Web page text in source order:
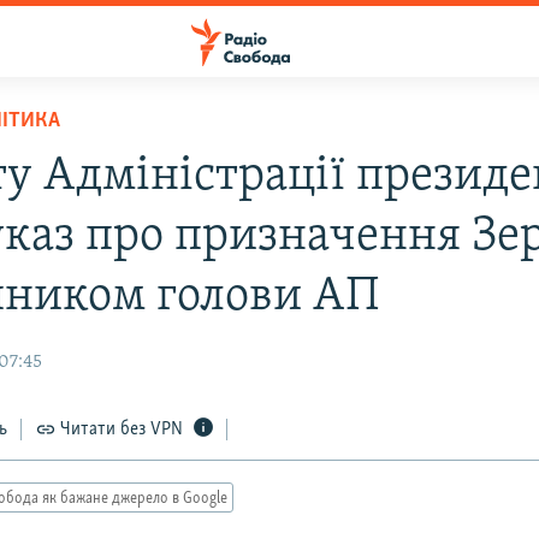
Адміністрації
про призначення
голови АП
Читати без VPN
як бажане джерело в Google